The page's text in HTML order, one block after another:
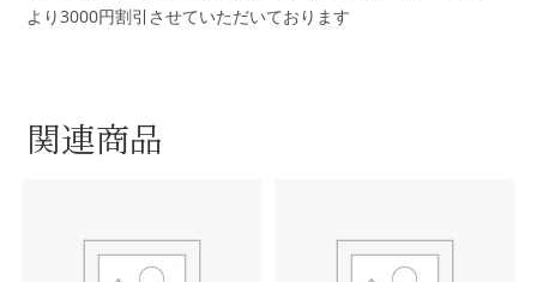
より3000円割引させていただいております
関連商品